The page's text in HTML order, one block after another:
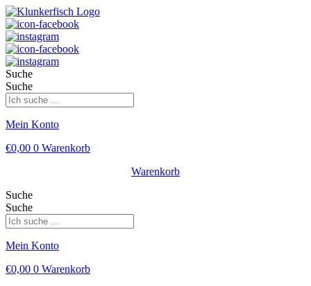
Suche
Suche
Mein Konto
€0,00 0 Warenkorb
Warenkorb
Suche
Suche
Mein Konto
€0,00 0 Warenkorb